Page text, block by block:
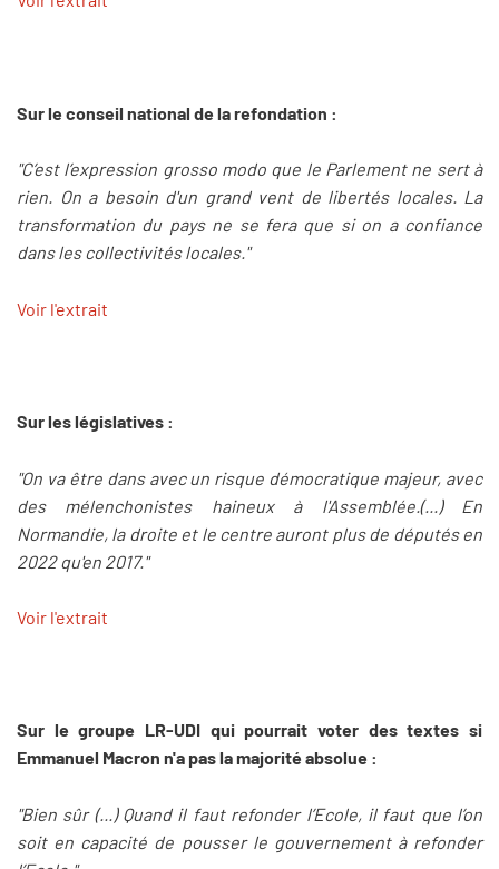
Sur le conseil national de la refondation :
"C’est l’expression grosso modo que le Parlement ne sert à
rien. On a besoin d'un grand vent de libertés locales. La
transformation du pays ne se fera que si on a confiance
dans les collectivités locales."
Voir l'extrait
Sur les législatives :
"On va être dans avec un risque démocratique majeur, avec
des mélenchonistes haineux à l'Assemblée.(...) En
Normandie, la droite et le centre auront plus de députés en
2022 qu'en 2017."
Voir l'extrait
Sur le groupe LR-UDI qui pourrait voter des textes si
Emmanuel Macron n'a pas la majorité absolue :
"Bien sûr (...) Quand il faut refonder l’Ecole, il faut que l’on
soit en capacité de pousser le gouvernement à refonder